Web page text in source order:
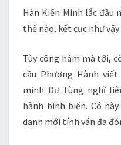
Hàn Kiến Minh lắc đầu
thế nào, kết cục như
Tùy công hàm mà tới,
cầu Phương Hành
minh Dư Tùng nghĩ
hành binh biến. Có
danh mới tính ván đã